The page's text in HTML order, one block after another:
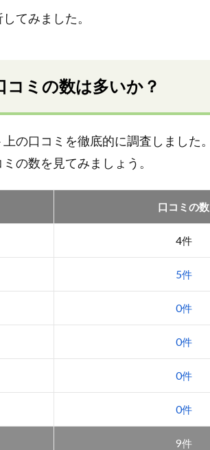
てみました。
コミの数は多いか？
の口コミを徹底的に調査しました。
の数を見てみましょう。
口コミの数
4件
5件
0件
0件
0件
0件
9件